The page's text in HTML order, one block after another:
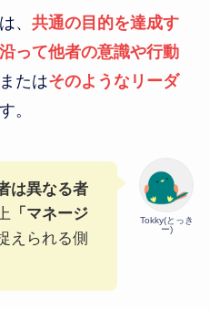
、 共通の目的を達成す
って他者の意識や行動
たはそのようなリーダ
。
Tokky(とっき
ー)
は異なる者
「マネージ
えられる側